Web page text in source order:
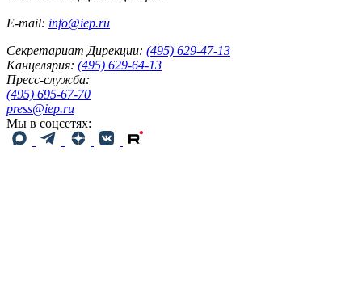
E-mail: info@iep.ru
Секретариат Дирекции: (495) 629-47-13
Канцелярия: (495) 629-64-13
Пресс-служба:
(495) 695-67-70
press@iep.ru
Мы в соцсетях: